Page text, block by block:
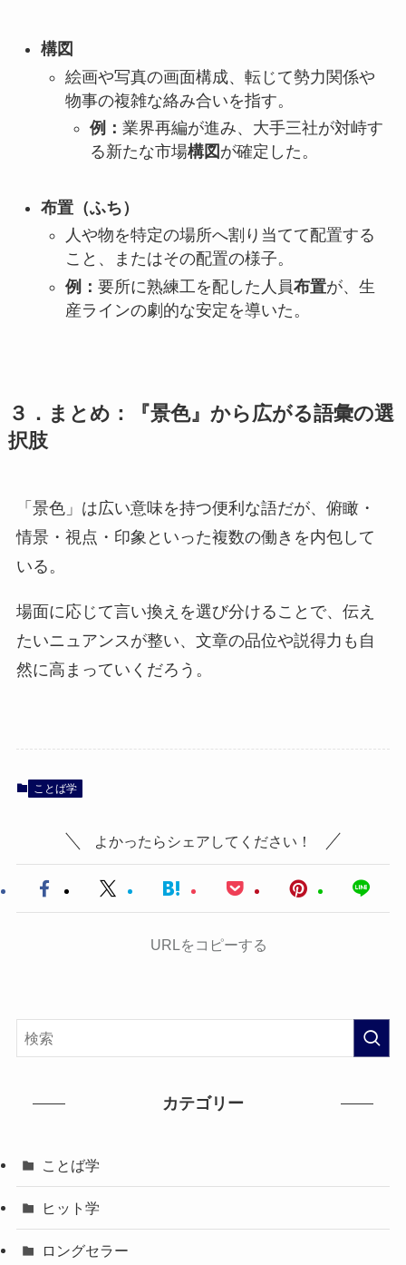
構図
絵画や写真の画面構成、転じて勢力関係や
物事の複雑な絡み合いを指す。
例： 業界再編が進み、大手三社が対峙す
る新たな市場構図 が確定した。
布置（ふち）
人や物を特定の場所へ割り当てて配置する
こと、またはその配置の様子。
例： 要所に熟練工を配した人員布置が、生
産ラインの劇的な安定を導いた。
３．まとめ：『景色』から広がる語彙の選
択肢
「景色」は広い意味を持つ便利な語だが、俯瞰・
情景・視点・印象といった複数の働きを内包して
いる。
場面に応じて言い換えを選び分けることで、伝え
たいニュアンスが整い、文章の品位や説得力も自
然に高まっていくだろう。
ことば学
よかったらシェアしてください！
URLをコピーする
カテゴリー
ことば学
ヒット学
ロングセラー